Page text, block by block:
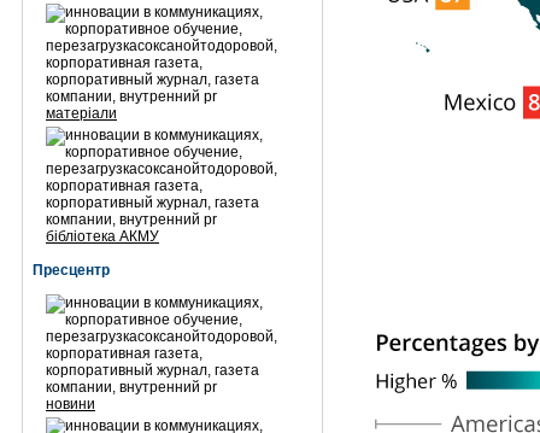
матеріали
бібліотека АКМУ
Пресцентр
новини